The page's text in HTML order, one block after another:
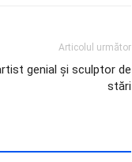
Articolul următor
genial și sculptor de
stări